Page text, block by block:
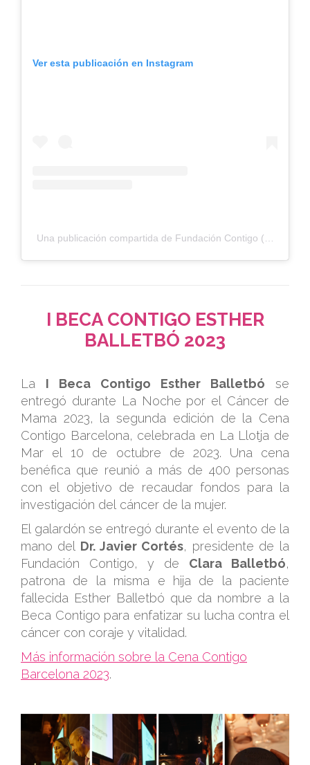
Ver esta publicación en Instagram
Una publicación compartida de Fundación Contigo
I BECA CONTIGO ESTHER
BALLETBÓ 2023
La I Beca Contigo Esther Balletbó se
entregó durante La Noche por el Cáncer de
Mama 2023, la segunda edición de la Cena
Contigo Barcelona, celebrada en La Llotja de
Mar el 10 de octubre de 2023. Una cena
benéfica que reunió a más de 400 personas
con el objetivo de recaudar fondos para la
investigación del cáncer de la mujer.
El galardón se entregó durante el evento de la
mano del Dr. Javier Cortés, presidente de la
Fundación Contigo, y de Clara Balletbó,
patrona de la misma e hija de la paciente
fallecida Esther Balletbó que da nombre a la
Beca Contigo para enfatizar su lucha contra el
cáncer con coraje y vitalidad.
Más información sobre la Cena Contigo
Barcelona 2023.